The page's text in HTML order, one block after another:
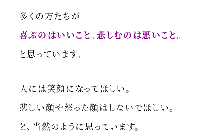
多くの方たちが
喜ぶのはいいこと。悲しむのは悪いこと。
と思っています。
人には笑顔になってほしい。
悲しい顔や怒った顔はしないでほしい。
と、当然のように思っています。